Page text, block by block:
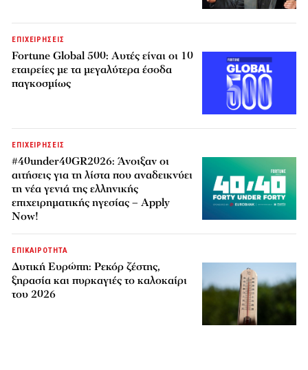
ΕΠΙΧΕΙΡΗΣΕΙΣ
Fortune Global 500: Αυτές είναι οι 10
εταιρείες με τα μεγαλύτερα έσοδα
παγκοσμίως
ΕΠΙΧΕΙΡΗΣΕΙΣ
#40under40GR2026: Άνοιξαν οι
αιτήσεις για τη λίστα που αναδεικνύει
τη νέα γενιά της ελληνικής
επιχειρηματικής ηγεσίας – Apply
Now!
ΕΠΙΚΑΙΡΟΤΗΤΑ
Δυτική Ευρώπη: Ρεκόρ ζέστης,
ξηρασία και πυρκαγιές το καλοκαίρι
του 2026